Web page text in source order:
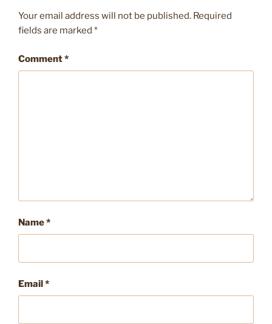
Your email address will not be published. Required
fields are marked *
Comment*
Name*
Email*